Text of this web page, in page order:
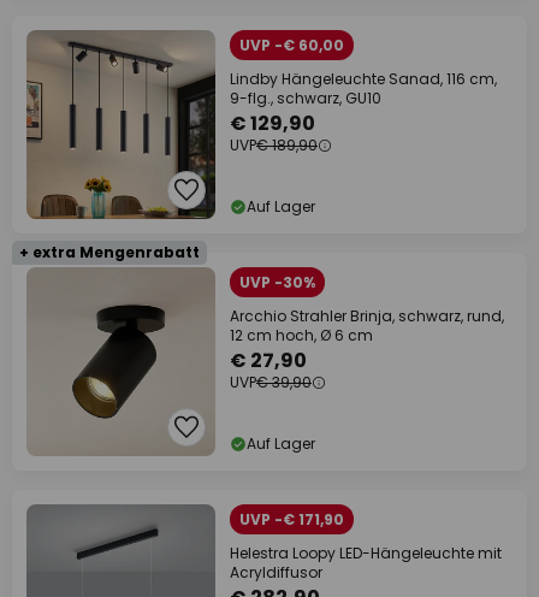
UVP -€ 60,00
Lindby Hängeleuchte Sanad, 116 cm,
9-flg., schwarz, GU10
€ 129,90
UVP€ 189,90
Auf Lager
+ extra Mengenrabatt
UVP -30%
Arcchio Strahler Brinja, schwarz, rund,
12 cm hoch, Ø 6 cm
€ 27,90
UVP€ 39,90
Auf Lager
UVP -€ 171,90
Helestra Loopy LED-Hängeleuchte mit
Acryldiffusor